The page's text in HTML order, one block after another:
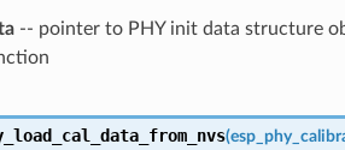
-- pointer to PHY init data structure
(